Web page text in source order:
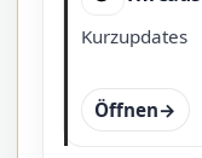
Kurzupdates
Öffnen